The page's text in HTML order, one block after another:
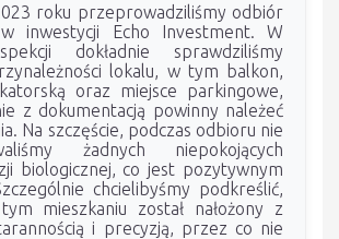
roku przeprowadziliśmy odbiór
w inwestycji Echo Investment. W
dokładnie sprawdziliśmy
lokalu, w tym balkon,
oraz miejsce parkingowe,
z dokumentacją powinny należeć
Na szczęście, podczas odbioru nie
żadnych niepokojących
biologicznej, co jest pozytywnym
chcielibyśmy podkreślić,
mieszkaniu został nałożony z
i precyzją, przez co nie